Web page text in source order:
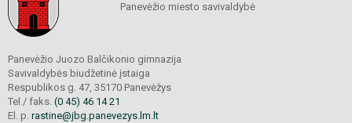
Panevėžio miesto savivaldybė
Panevėžio Juozo Balčikonio gimnazija
Savivaldybės biudžetinė įstaiga
Respublikos g. 47, 35170 Panevėžys
Tel./ faks. (0 45) 46 14 21
El. p. rastine@jbg.panevezys.lm.lt